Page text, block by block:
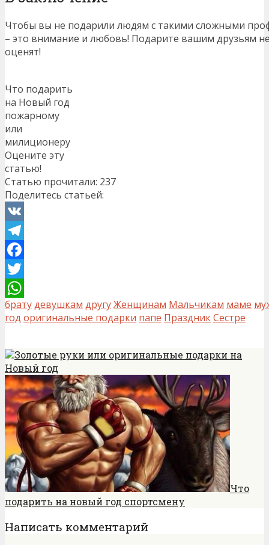
Чтобы вы не подарили людям с такими сложными
– это внимание и любовь! Подарите вашим друзьям
оценят!
Что подарить
на Новый год
пожарному
или
милиционеру
Оцените эту
статью!
Статью прочитали: 237
Поделитесь статьей:
VK
Telegram
Facebook
Twitter
WhatsApp
братудевушкам другуЖенщинам Мальчикам маме
год оригинальные подарки папе ПраздникСестре
Золотые руки или оригинальные подарки на
Новый год
Что
подарить на новый год спортсмену
Написать комментарий